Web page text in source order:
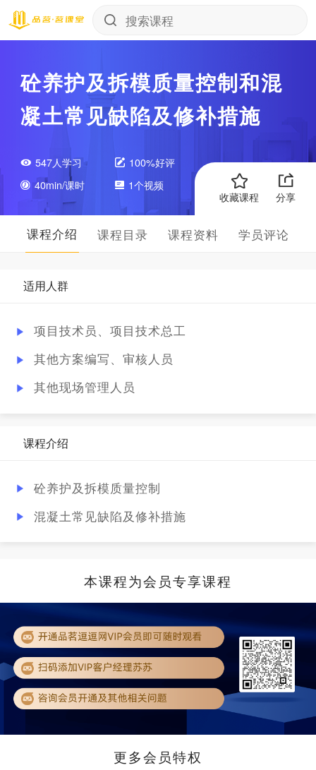
砼养护及拆模质量控制和混
凝土常见缺陷及修补措施
547人学习
100%好评
40min/课时
1个视频
收藏课程
分享
课程介绍 课程目录 课程资料 学员评论
适用人群
项目技术员、项目技术总工
其他方案编写、审核人员
其他现场管理人员
课程介绍
砼养护及拆模质量控制
混凝土常见缺陷及修补措施
本课程为会员专享课程
更多会员特权